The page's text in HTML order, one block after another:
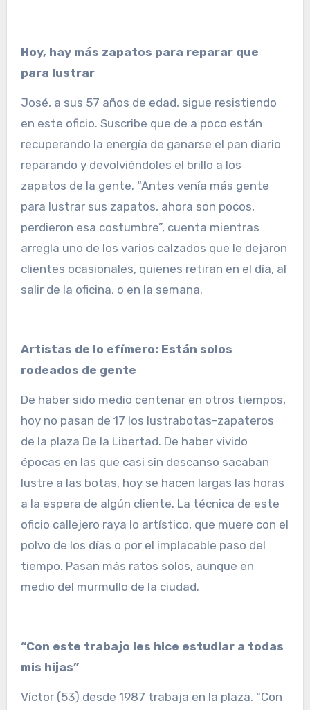
Hoy, hay más zapatos para reparar que
para lustrar
José, a sus 57 años de edad, sigue resistiendo
en este oficio. Suscribe que de a poco están
recuperando la energía de ganarse el pan diario
reparando y devolviéndoles el brillo a los
zapatos de la gente. “Antes venía más gente
para lustrar sus zapatos, ahora son pocos,
perdieron esa costumbre”, cuenta mientras
arregla uno de los varios calzados que le dejaron
clientes ocasionales, quienes retiran en el día, al
salir de la oficina, o en la semana.
Artistas de lo efímero: Están solos
rodeados de gente
De haber sido medio centenar en otros tiempos,
hoy no pasan de 17 los lustrabotas-zapateros
de la plaza De la Libertad. De haber vivido
épocas en las que casi sin descanso sacaban
lustre a las botas, hoy se hacen largas las horas
a la espera de algún cliente. La técnica de este
oficio callejero raya lo artístico, que muere con el
polvo de los días o por el implacable paso del
tiempo. Pasan más ratos solos, aunque en
medio del murmullo de la ciudad.
“Con este trabajo les hice estudiar a todas
mis hijas”
Víctor (53) desde 1987 trabaja en la plaza. “Con